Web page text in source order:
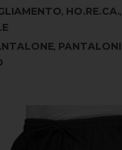
, HO.RE.CA.,
, PANTALONI